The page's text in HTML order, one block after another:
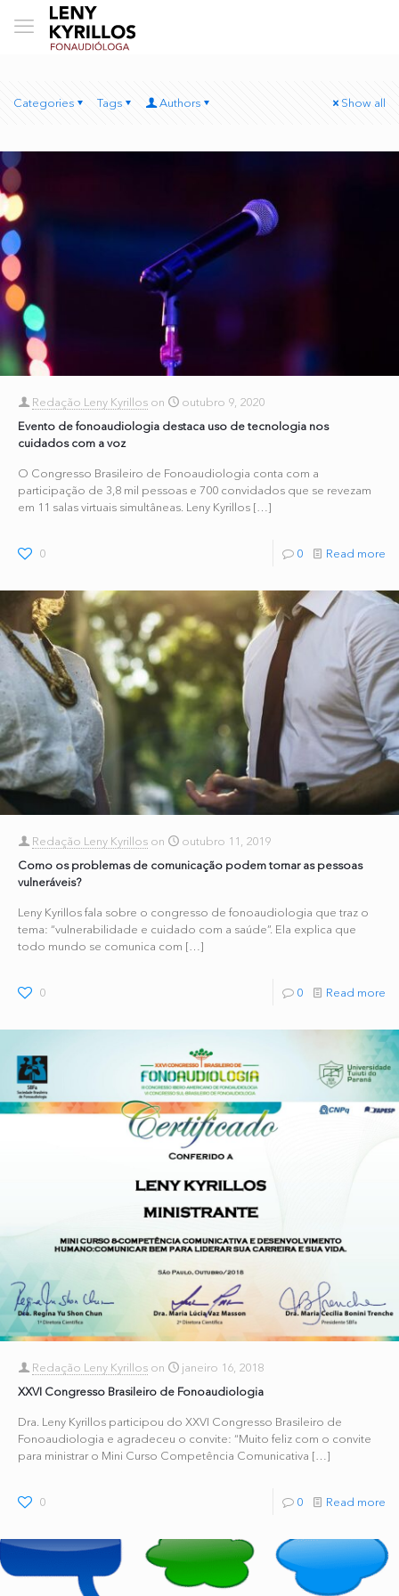
Categories Tags Authors Show all
Redação Leny Kyrillos on
outubro 9, 2020
Evento de fonoaudiologia destaca uso de tecnologia nos
cuidados com a voz
O Congresso Brasileiro de Fonoaudiologia conta com a
participação de 3,8 mil pessoas e 700 convidados que se revezam
em 11 salas virtuais simultâneas. Leny Kyrillos […]
0 0 Read more
Redação Leny Kyrillos on
outubro 11, 2019
Como os problemas de comunicação podem tornar as pessoas
vulneráveis?
Leny Kyrillos fala sobre o congresso de fonoaudiologia que traz o
tema: “vulnerabilidade e cuidado com a saúde”. Ela explica que
todo mundo se comunica com […]
0 0 Read more
Redação Leny Kyrillos on
janeiro 16, 2018
XXVI Congresso Brasileiro de Fonoaudiologia
Dra. Leny Kyrillos participou do XXVI Congresso Brasileiro de
Fonoaudiologia e agradeceu o convite: “Muito feliz com o convite
para ministrar o Mini Curso Competência Comunicativa […]
0 0 Read more